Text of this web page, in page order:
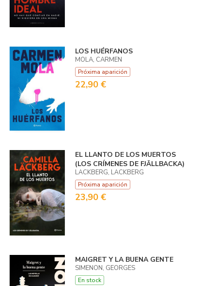
LOS HUÉRFANOS
MOLA, CARMEN
Próxima aparición
22,90 €
EL LLANTO DE LOS MUERTOS
(LOS CRÍMENES DE FJÄLLBACKA)
LÄCKBERG, LÄCKBERG
Próxima aparición
23,90 €
MAIGRET Y LA BUENA GENTE
SIMENON, GEORGES
En stock